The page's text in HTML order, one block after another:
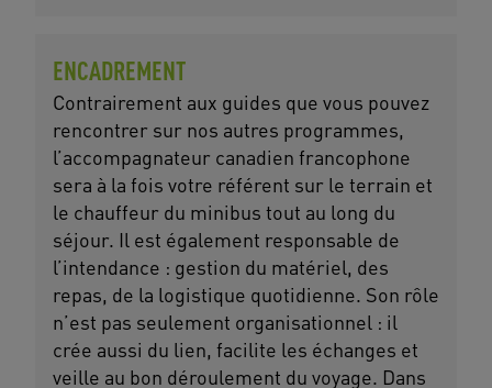
ENCADREMENT
Contrairement aux guides que vous pouvez
rencontrer sur nos autres programmes,
l’accompagnateur canadien francophone
sera à la fois votre référent sur le terrain et
le chauffeur du minibus tout au long du
séjour. Il est également responsable de
l’intendance : gestion du matériel, des
repas, de la logistique quotidienne. Son rôle
n’est pas seulement organisationnel : il
crée aussi du lien, facilite les échanges et
veille au bon déroulement du voyage. Dans